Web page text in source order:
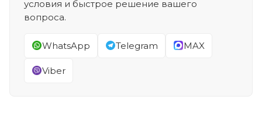
условия и быстрое решение вашего
вопроса.
WhatsApp Telegram MAX
Viber